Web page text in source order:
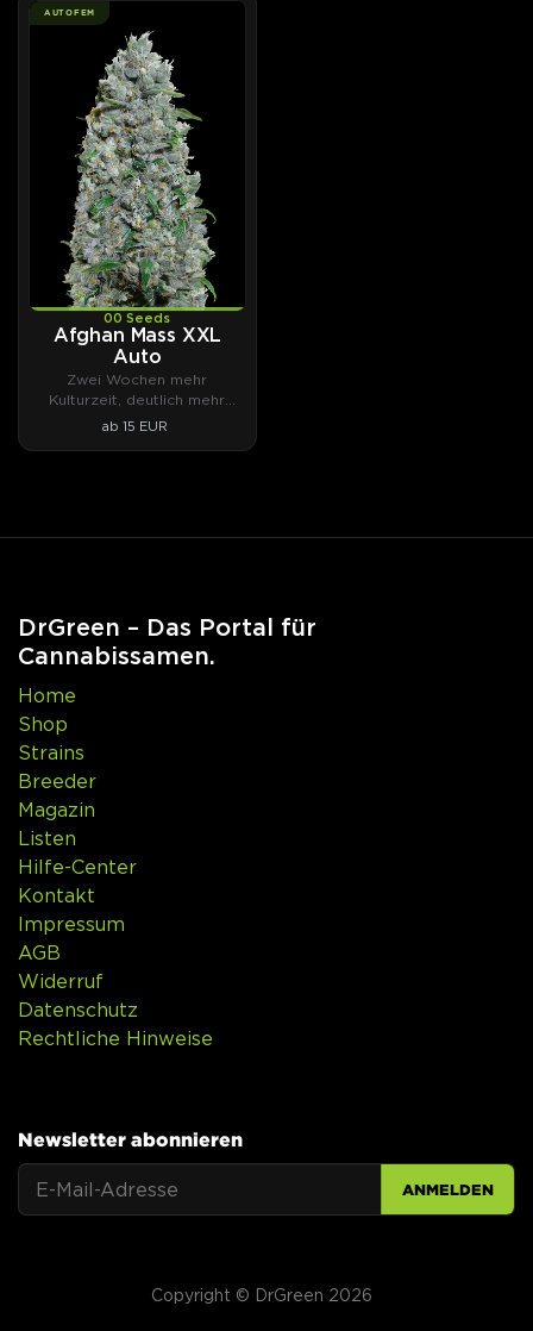
AUTOFEM
00 Seeds
Afghan Mass XXL
Auto
Zwei Wochen mehr
Kulturzeit, deutlich mehr
Ertrag.
ab 15 EUR
DrGreen – Das Portal für
Cannabissamen.
Home
Shop
Strains
Breeder
Magazin
Listen
Hilfe-Center
Kontakt
Impressum
AGB
Widerruf
Datenschutz
Rechtliche Hinweise
Newsletter abonnieren
ANMELDEN
Copyright © DrGreen 2026